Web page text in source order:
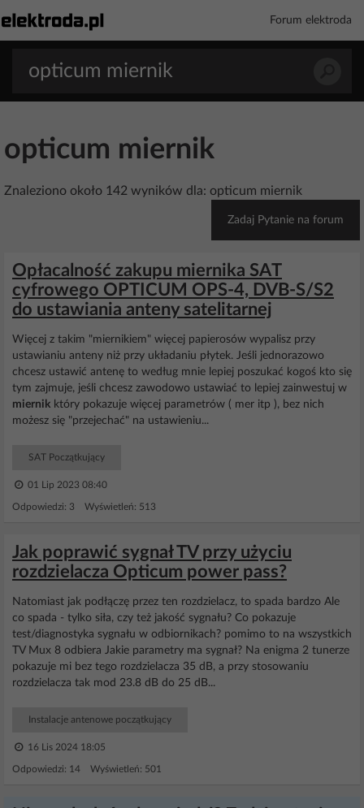
Forum elektroda
opticum miernik
Znaleziono około 142 wyników dla: opticum miernik
Zadaj Pytanie na forum
Opłacalność zakupu miernika SAT
cyfrowego OPTICUM OPS-4, DVB-S/S2
do ustawiania anteny satelitarnej
Więcej z takim "miernikiem" więcej papierosów wypalisz przy
ustawianiu anteny niż przy układaniu płytek. Jeśli jednorazowo
chcesz ustawić antenę to według mnie lepiej poszukać kogoś kto się
tym zajmuje, jeśli chcesz zawodowo ustawiać to lepiej zainwestuj w
miernik który pokazuje więcej parametrów ( mer itp ), bez nich
możesz się "przejechać" na ustawieniu...
SAT Początkujący
01 Lip 2023 08:40
Odpowiedzi: 3 Wyświetleń: 513
Jak poprawić sygnał TV przy użyciu
rozdzielacza Opticum power pass?
Natomiast jak podłączę przez ten rozdzielacz, to spada bardzo Ale
co spada - tylko siła, czy też jakość sygnału? Co pokazuje
test/diagnostyka sygnału w odbiornikach? pomimo to na wszystkich
TV Mux 8 odbiera Jakie parametry ma sygnał? Na enigma 2 tunerze
pokazuje mi bez tego rozdzielacza 35 dB, a przy stosowaniu
rozdzielacza tak mod 23.8 dB do 25 dB...
Instalacje antenowe początkujący
16 Lis 2024 18:05
Odpowiedzi: 14 Wyświetleń: 501